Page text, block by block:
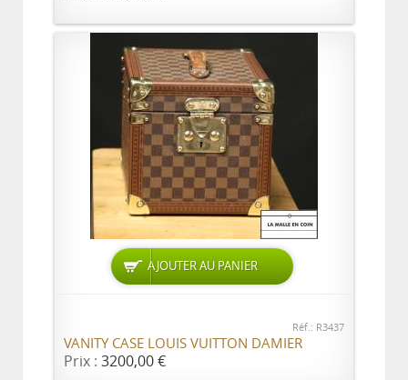
AJOUTER AU PANIER
Réf.: R3437
VANITY CASE LOUIS VUITTON DAMIER
Prix : 3200,00 €